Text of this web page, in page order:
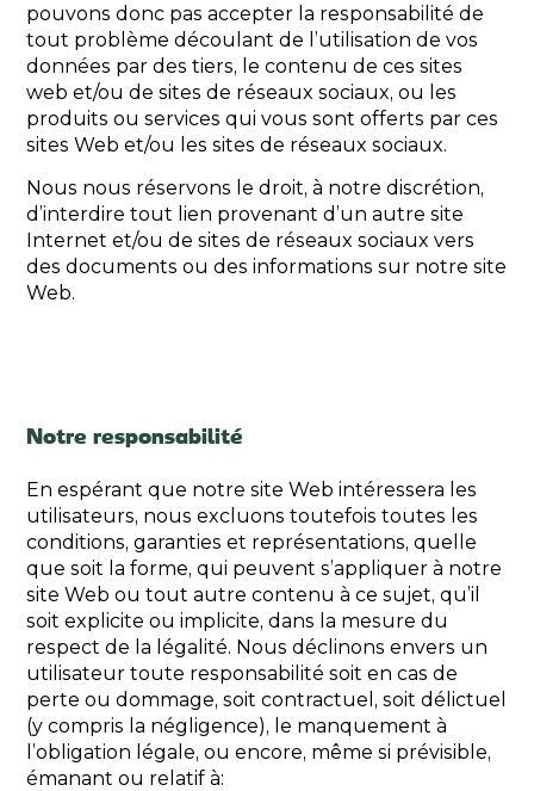
pouvons donc pas accepter la responsabilité de
tout problème découlant de l’utilisation de vos
données par des tiers, le contenu de ces sites
web et/ou de sites de réseaux sociaux, ou les
produits ou services qui vous sont offerts par ces
sites Web et/ou les sites de réseaux sociaux.
Nous nous réservons le droit, à notre discrétion,
d’interdire tout lien provenant d’un autre site
Internet et/ou de sites de réseaux sociaux vers
des documents ou des informations sur notre site
Web.
Notre responsabilité
En espérant que notre site Web intéressera les
utilisateurs, nous excluons toutefois toutes les
conditions, garanties et représentations, quelle
que soit la forme, qui peuvent s’appliquer à notre
site Web ou tout autre contenu à ce sujet, qu’il
soit explicite ou implicite, dans la mesure du
respect de la légalité. Nous déclinons envers un
utilisateur toute responsabilité soit en cas de
perte ou dommage, soit contractuel, soit délictuel
(y compris la négligence), le manquement à
l’obligation légale, ou encore, même si prévisible,
émanant ou relatif à: